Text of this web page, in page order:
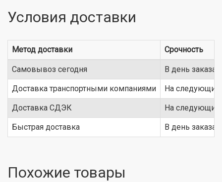
Условия доставки
Метод доставки Срочность
Самовывоз сегодня В день заказа
Доставка транспортными компаниями На следующий
Доставка СДЭК На следующий
Быстрая доставка В день заказа
Похожие товары